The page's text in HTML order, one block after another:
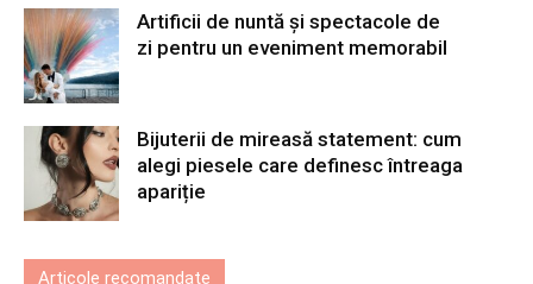
Artificii de nuntă și spectacole de
zi pentru un eveniment memorabil
Bijuterii de mireasă statement: cum
alegi piesele care definesc întreaga
apariție
Articole recomandate